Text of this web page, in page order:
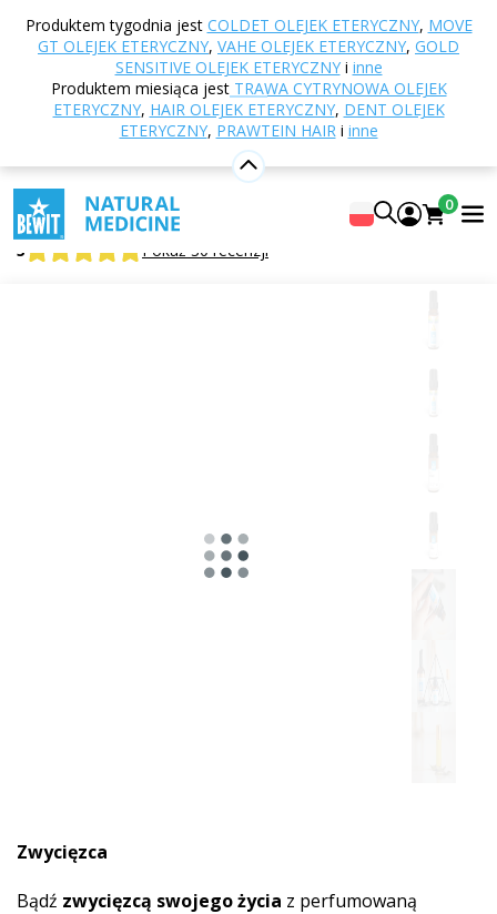
Produktem tygodnia jest COLDET OLEJEK ETERYCZNY, MOVE
GT OLEJEK ETERYCZNY, VAHE OLEJEK ETERYCZNY, GOLD
SENSITIVE OLEJEK ETERYCZNYi inne
Produktem miesiąca jest TRAWA CYTRYNOWA OLEJEK
ETERYCZNY, HAIR OLEJEK ETERYCZNY, DENT OLEJEK
ETERYCZNY, PRAWTEIN HAIRi inne
0
Strona główna
eteryczne
Mieszanki olejków eterycznych
Winner olejek eteryczny
Winner olejek eteryczny
100% czysta i naturalna mieszanka olejków eterycznych
CTEO®
5 Pokaż 30 recenzji
Zwycięzca
Bądź zwycięzcą swojego życia z perfumowaną